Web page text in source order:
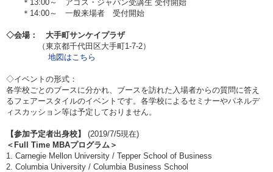
＊13:00～ アゴス・ジャパン受講生 受付開始
＊14:00～ 一般来場者 受付開始
◇会場： 大手町サンケイプラザ
（東京都千代田区大手町1-7-2）
地図はこちら
◇イベントの形式：
各学校ごとのブースに分かれ、ブースを訪れた入場者からの質問に答え
るフェアースタイルのイベントです。各学校によるセミナーやパネルデ
ィスカッション等は予定しておりません。
【参加予定者出身校】 (2019/7/5現在)
＜Full Time MBAプログラム＞
1. Carnegie Mellon University / Tepper School of Business
2. Columbia University / Columbia Business School